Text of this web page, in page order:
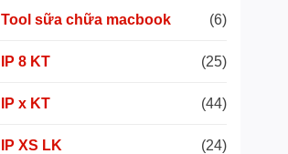
Tool sữa chữa macbook (6)
IP 8 KT (25)
IP x KT (44)
IP XS LK (24)